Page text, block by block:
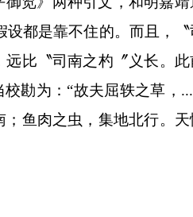
设都是靠不住的。而且，〝
比〝司南之杓〞义长。此
勘为：“故夫屈轶之草，
鱼肉之虫，集地北行。天